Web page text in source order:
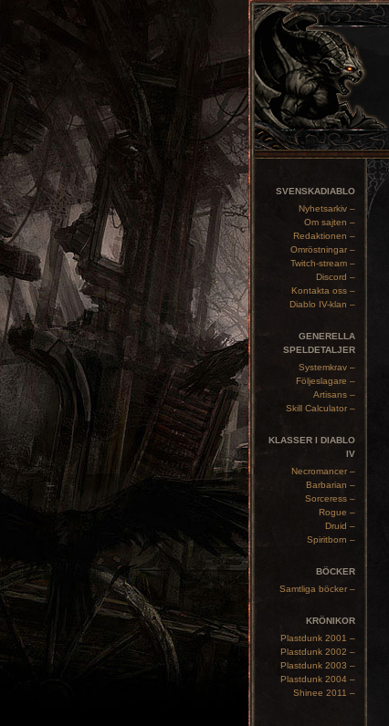
SVENSKADIABLO
Nyhetsarkiv –
Om sajten –
Redaktionen –
Omröstningar –
Twitch-stream –
Discord –
Kontakta oss –
Diablo IV-klan –
GENERELLA
SPELDETALJER
Systemkrav –
Följeslagare –
Artisans –
Skill Calculator –
KLASSER I DIABLO
IV
Necromancer –
Barbarian –
Sorceress –
Rogue –
Druid –
Spiritborn –
BÖCKER
Samtliga böcker –
KRÖNIKOR
Plastdunk 2001 –
Plastdunk 2002 –
Plastdunk 2003 –
Plastdunk 2004 –
Shinee 2011 –